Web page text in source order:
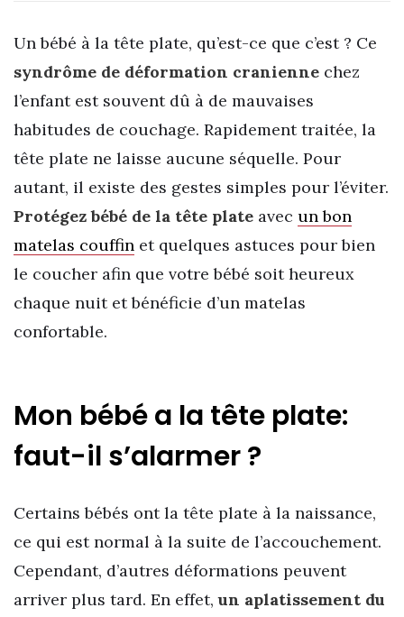
Un bébé à la tête plate, qu’est-ce que c’est ? Ce
syndrôme de déformation cranienne chez
l’enfant est souvent dû à de mauvaises
habitudes de couchage. Rapidement traitée, la
tête plate ne laisse aucune séquelle. Pour
autant, il existe des gestes simples pour l’éviter.
Protégez bébé de la tête plate avec un bon
matelas couffin et quelques astuces pour bien
le coucher afin que votre bébé soit heureux
chaque nuit et bénéficie d’un matelas
confortable.
Mon bébé a la tête plate:
faut-il s’alarmer ?
Certains bébés ont la tête plate à la naissance,
ce qui est normal à la suite de l’accouchement.
Cependant, d’autres déformations peuvent
arriver plus tard. En effet,un aplatissement du